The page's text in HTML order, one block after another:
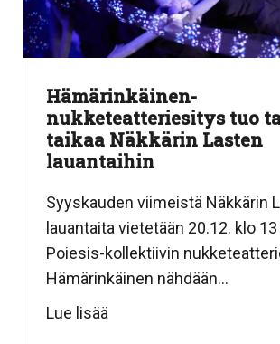
Hämärinkäinen-
nukketeatteriesitys tuo
taikaa Näkkärin Lasten
lauantaihin
Syyskauden viimeistä Näkkärin
lauantaita vietetään 20.12. klo
Poiesis-kollektiivin
Hämärinkäinen nähdään...
Lue lisää